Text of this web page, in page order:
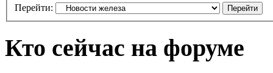
Перейти:
Кто сейчас на форуме